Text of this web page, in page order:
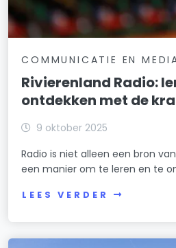
COMMUNICATIE EN
Rivierenland Radio:
ontdekken met de
9 oktober 2025
Radio is niet alleen een bron
een manier om te leren en te
LEES VERDER